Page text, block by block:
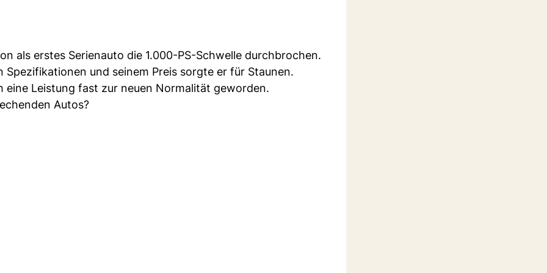
als erstes Serienauto die 1.000-PS-Schwelle durchbrochen.
und seinem Preis sorgte er für Staunen.
Leistung fast zur neuen Normalität geworden.
Autos?